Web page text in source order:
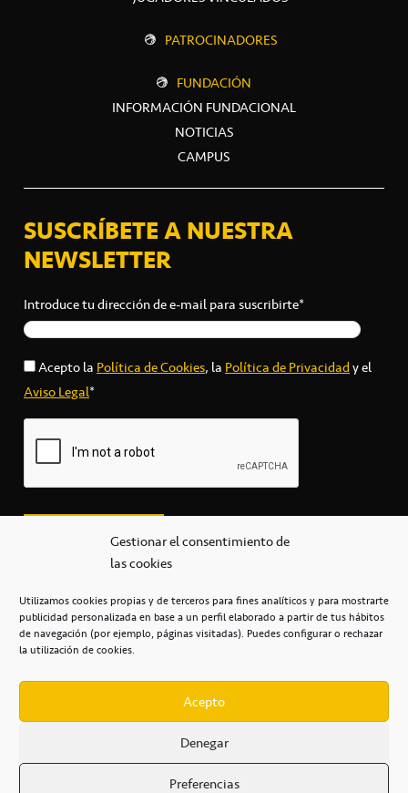
Gestionar el consentimiento de
las cookies
Utilizamos cookies propias y de terceros para fines analíticos y para mostrarte
publicidad personalizada en base a un perfil elaborado a partir de tus hábitos
de navegación (por ejemplo, páginas visitadas). Puedes configurar o rechazar
la utilización de cookies.
Acepto
Denegar
Preferencias
PATROCINADORES
FUNDACIÓN
INFORMACIÓN FUNDACIONAL
NOTICIAS
CAMPUS
SUSCRÍBETE A NUESTRA
NEWSLETTER
Introduce tu dirección de e-mail para suscribirte*
Acepto la Política de Cookies, la Política de Privacidady el
Aviso Legal*
secretaria@cbcanarias.es
+34 922 253 684
Casa del Deporte / 38108 – La Laguna
POLÍTICA DE PRIVACIDAD / POLÍTICA DE COOKIES /